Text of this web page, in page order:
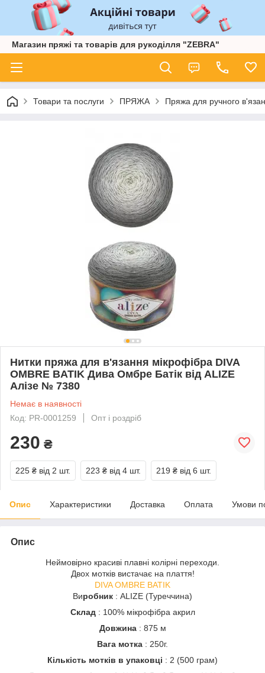
Магазин пряжі та товарів для рукоділля "ZEBRA"
Товари та послуги ПРЯЖА Пряжа для ручного
Нитки пряжа для в'язання мікрофібра DIVA
OMBRE BATIK Дива Омбре Батік від ALIZE
Алізе № 7380
Немає в наявності
Код: PR-0001259
Опт і роздріб
230 ₴
225 ₴ від 2 шт. 223 ₴ від 4 шт. 219 ₴ від 6 шт.
Опис Характеристики Доставка Оплата Умови
Опис
Неймовірно красиві плавні колірні переходи.
Двох мотків вистачає на плаття!
DIVA OMBRE BATIK
Виробник : ALIZE (Туреччина)
Склад : 100% мікрофібра акрил
Довжина : 875 м
Вага мотка : 250г.
Кількість мотків в упаковці : 2 (500 грам)